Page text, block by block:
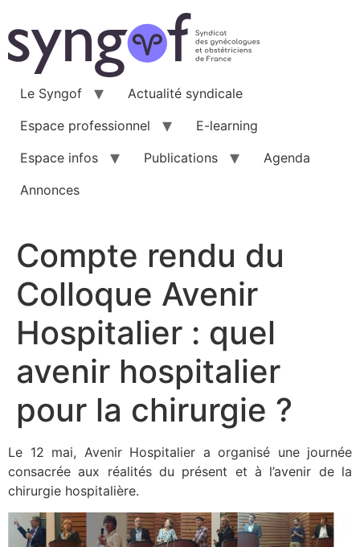
au
contenu
Le Syngof
Actualité syndicale
Espace professionnel
E-learning
Espace infos
Publications
Agenda
Annonces
Compte rendu du
Colloque Avenir
Hospitalier : quel
avenir hospitalier
pour la chirurgie ?
Le 12 mai, Avenir Hospitalier a organisé une journée
consacrée aux réalités du présent et à l’avenir de la
chirurgie hospitalière.